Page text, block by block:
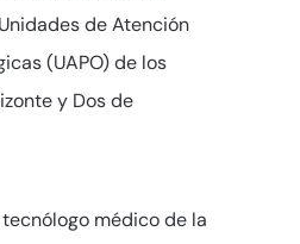
de Atención
(UAPO) de los
y Dos de
médico de la